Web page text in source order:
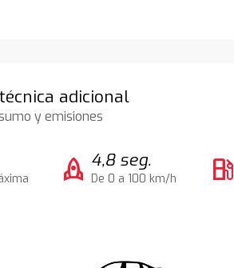
adicional
y emisiones
rocket 4,8 seg.
De 0 a 100 km/h local_gas_station